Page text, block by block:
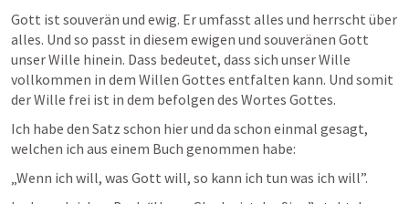
Gott ist souverän und ewig. Er umfasst alles und herrscht über
alles. Und so passt in diesem ewigen und souveränen Gott
unser Wille hinein. Dass bedeutet, dass sich unser Wille
vollkommen in dem Willen Gottes entfalten kann. Und somit
der Wille frei ist in dem befolgen des Wortes Gottes.
Ich habe den Satz schon hier und da schon einmal gesagt,
welchen ich aus einem Buch genommen habe:
„Wenn ich will, was Gott will, so kann ich tun was ich will”.